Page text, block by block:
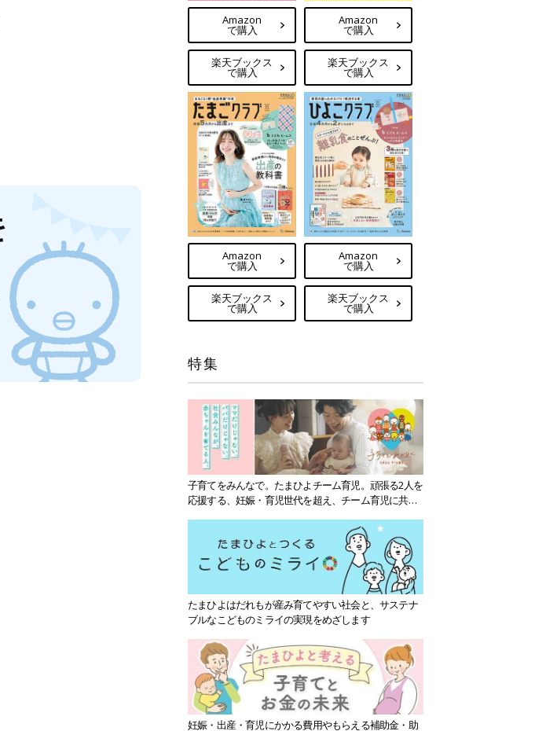
Amazon
で購入
楽天ブックス
で購入
Amazon
で購入
楽天ブックス
で購入
Amazon
で購入
楽天ブックス
で購入
Amazon
で購入
楽天ブックス
で購入
特集
子育てをみんなで。たまひよチーム育児。頑張る2人を
応援する、妊娠・育児世代を超え、チーム育児に共感
たまひよはだれもが産み育てやすい社会と、サステナ
ブルなこどものミライの実現をめざします
妊娠・出産・育児にかかる費用やもらえる補助金・助